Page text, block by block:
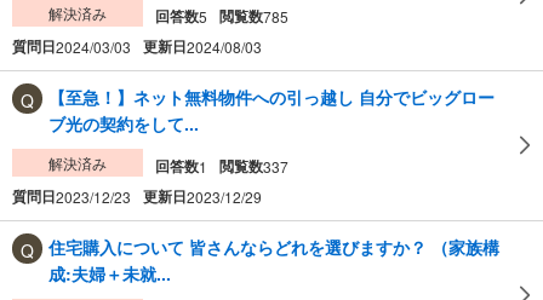
解決済み 回答数5 閲覧数785
質問日2024/03/03 更新日2024/08/03
【至急！】ネット無料物件への引っ越し 自分でビッグロー
ブ光の契約をして...
解決済み 回答数1 閲覧数337
質問日2023/12/23 更新日2023/12/29
住宅購入について 皆さんならどれを選びますか？ （家族構
成:夫婦＋未就...